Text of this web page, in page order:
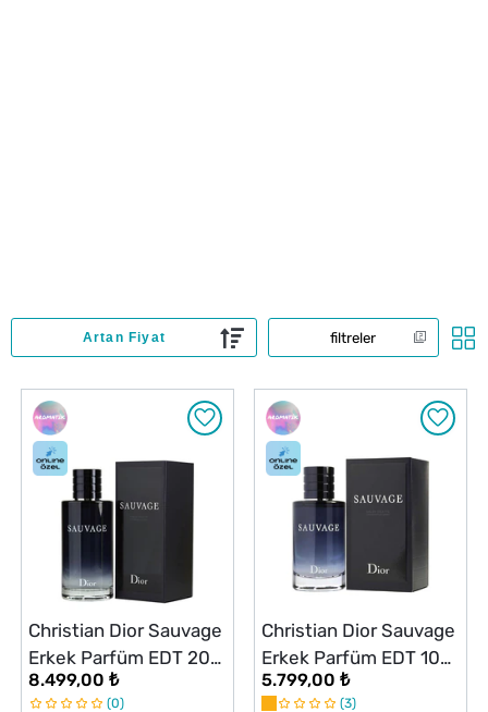
filtreler
Christian Dior Sauvage
Erkek Parfüm EDT 200
ml
8.499,00 ₺
0
Christian Dior Sauvage
Erkek Parfüm EDT 100
ml
5.799,00 ₺
3